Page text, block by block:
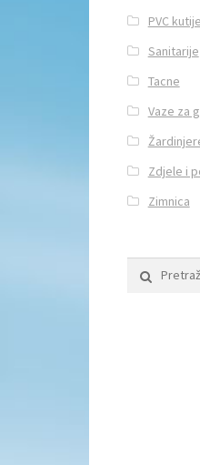
PVC kutije
Sanitarije
Tacne
Vaze za
Zdjele i
Zimnica
Pretraži: